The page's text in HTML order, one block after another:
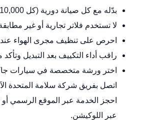
بدّله مع كل صيانة دورية (كل 10,000 كم)
لا تستخدم فلاتر تجارية أو غير
احرص على تنظيف مجرى الهواء عند
راقب أداء التكييف بعد التبديل
اختر ورشة متخصصة في سيارات
احجز الخدمة عبر
الموقع الرسمي
عبر
اللوكيشن.